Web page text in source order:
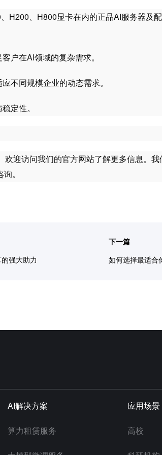
H200、H800显卡在内的正品AI服务器及
户在AI领域的复杂需求。
不同规模企业的动态需求。
定性。
迎访问我们的官方网站了解更多信息。
。
强大助力
下一篇
如何选择最适合
AI解决方案
算力租赁服务
应用场景
高校